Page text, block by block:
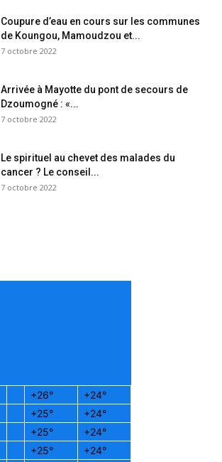
Coupure d’eau en cours sur les communes
de Koungou, Mamoudzou et...
7 octobre 2022
Arrivée à Mayotte du pont de secours de
Dzoumogné : «...
7 octobre 2022
Le spirituel au chevet des malades du
cancer ? Le conseil...
7 octobre 2022
+26° +24°
+25° +24°
+25° +24°
+25° +24°